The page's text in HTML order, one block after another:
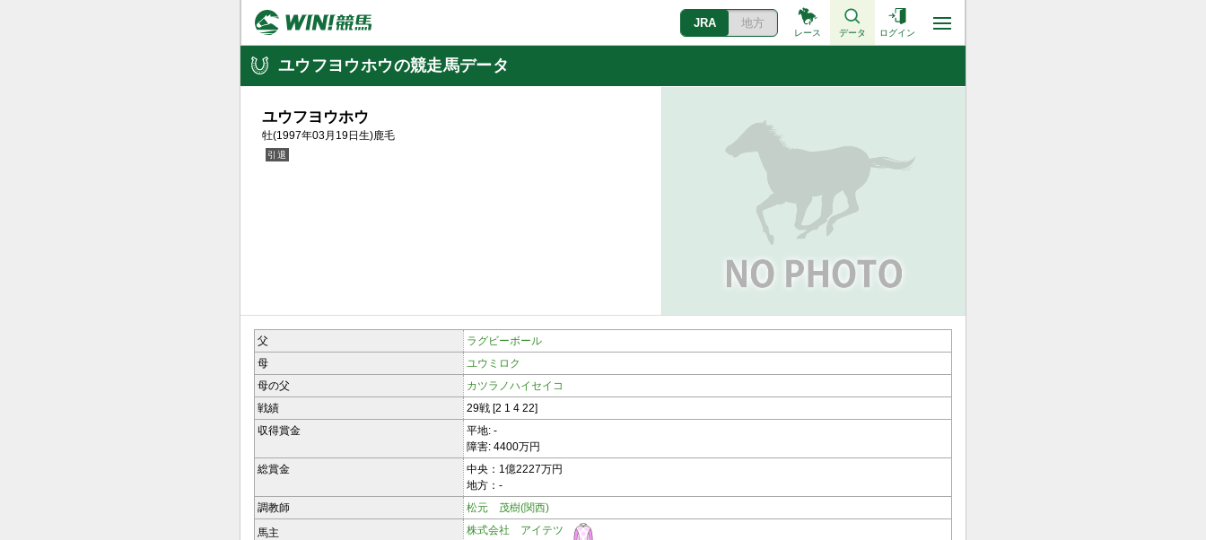
JRA 地方
レース データ ログイン
ユウフヨウホウの競走馬データ
ユウフヨウホウ
牡(1997年03月19日生)鹿毛
父
ラグビーボール
母
ユウミロク
母の父
カツラノハイセイコ
戦績
29戦 [2 1 4 22]
収得賞金
平地: -
障害: 4400万円
総賞金
中央：1億2227万円
地方：-
調教師
松元 茂樹(関西)
馬主
株式会社 アイテツ